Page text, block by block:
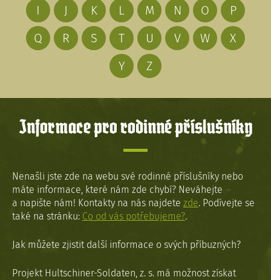
I
J K L M N O
P
Q
R S T U V W
X
Y
Z
Informace pro rodinné příslušníky
Nenašli jste zde na webu své rodinné příslušníky nebo
máte informace, které nám zde chybí? Neváhejte
a napište nám! Kontakty na nás najdete zde. Podívejte se
také na stránku: Co od vás potřebujeme?.
Jak můžete zjistit další informace o svých příbuzných?
Projekt Hultschiner-Soldaten, z. s. má možnost získat